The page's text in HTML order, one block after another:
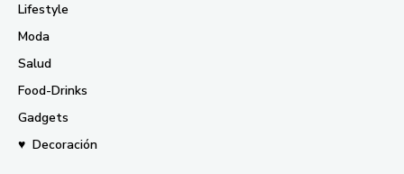
Lifestyle
Moda
Salud
Food-Drinks
Gadgets
♥ Decoración